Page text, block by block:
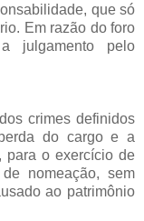
que só
Em razão do foro
julgamento pelo
crimes definidos
do cargo e a
para o exercício de
nomeação, sem
ao patrimônio